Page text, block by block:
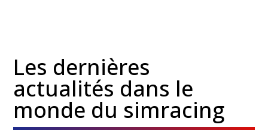
Les dernières
actualités dans le
monde du simracing